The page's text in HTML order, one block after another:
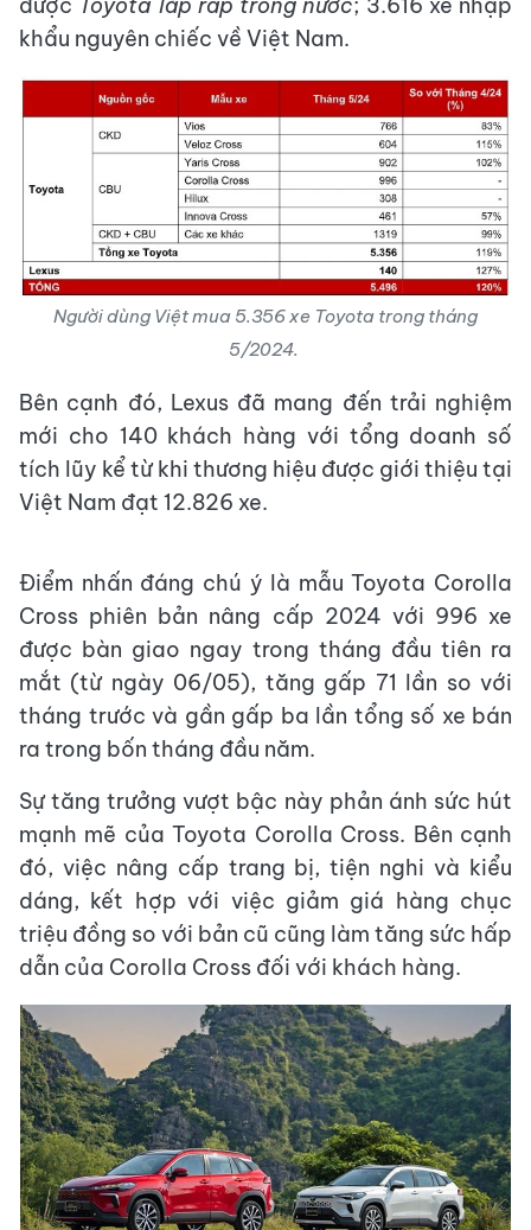
khẩu nguyên chiếc về Việt Nam.
Người dùng Việt mua 5.356 xe Toyota trong tháng
5/2024.
Bên cạnh đó, Lexus đã mang đến trải nghiệm
mới cho 140 khách hàng với tổng doanh số
tích lũy kể từ khi thương hiệu được giới thiệu tại
Việt Nam đạt 12.826 xe.
Điểm nhấn đáng chú ý là mẫu Toyota Corolla
Cross phiên bản nâng cấp 2024 với 996 xe
được bàn giao ngay trong tháng đầu tiên ra
mắt (từ ngày 06/05), tăng gấp 71 lần so với
tháng trước và gần gấp ba lần tổng số xe bán
ra trong bốn tháng đầu năm.
Sự tăng trưởng vượt bậc này phản ánh sức hút
mạnh mẽ của Toyota Corolla Cross. Bên cạnh
đó, việc nâng cấp trang bị, tiện nghi và kiểu
dáng, kết hợp với việc giảm giá hàng chục
triệu đồng so với bản cũ cũng làm tăng sức hấp
dẫn của Corolla Cross đối với khách hàng.